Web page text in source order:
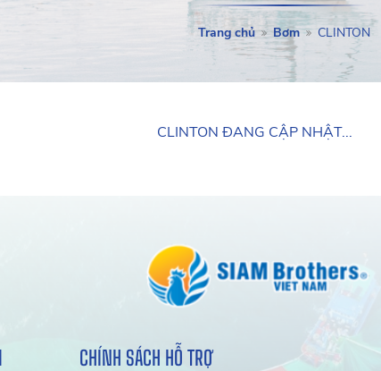
Trang chủ Bơm CLINTON
CLINTON ĐANG CẬP NHẬT...
CHÍNH SÁCH HỖ TRỢ